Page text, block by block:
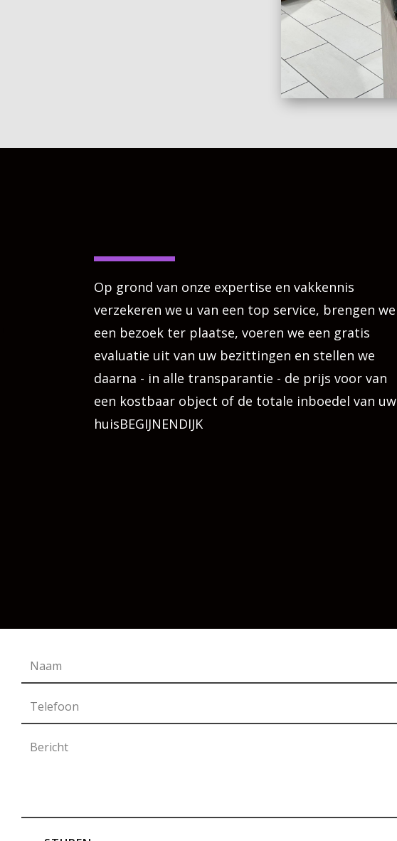
Op grond van onze expertise en vakkennis
verzekeren we u van een top service, brengen we
een bezoek ter plaatse, voeren we een gratis
evaluatie uit van uw bezittingen en stellen we
daarna - in alle transparantie - de prijs voor van
een kostbaar object of de totale inboedel van uw
huisBEGIJNENDIJK